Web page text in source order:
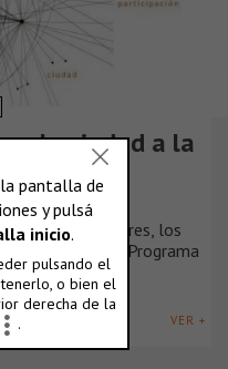
la ciudad a la
de Buenos Aires, los
cabo el Primer Programa
VER +